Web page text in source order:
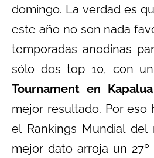
domingo. La verdad es
este año no son nada
temporadas anodinas
sólo dos top 10, con
Tournament en Kapalua
mejor resultado. Por eso
el Rankings Mundial del
mejor dato arroja un